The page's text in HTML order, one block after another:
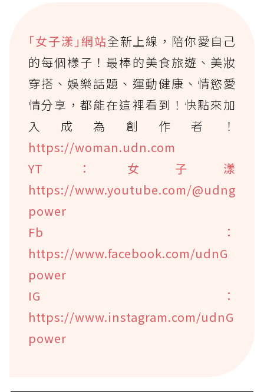
｢女子漾｣網站全新上線，陪你愛自己
的每個樣子！最棒的美食旅遊、美妝
穿搭、娛樂話題、運動健康、情慾愛
情分享，都能在這裡看到！快點來加
入成為創作者！
https://woman.udn.com
YT：女子漾
https://www.youtube.com/@udng
power
Fb：
https://www.facebook.com/udnG
power
IG：
https://www.instagram.com/udnG
power